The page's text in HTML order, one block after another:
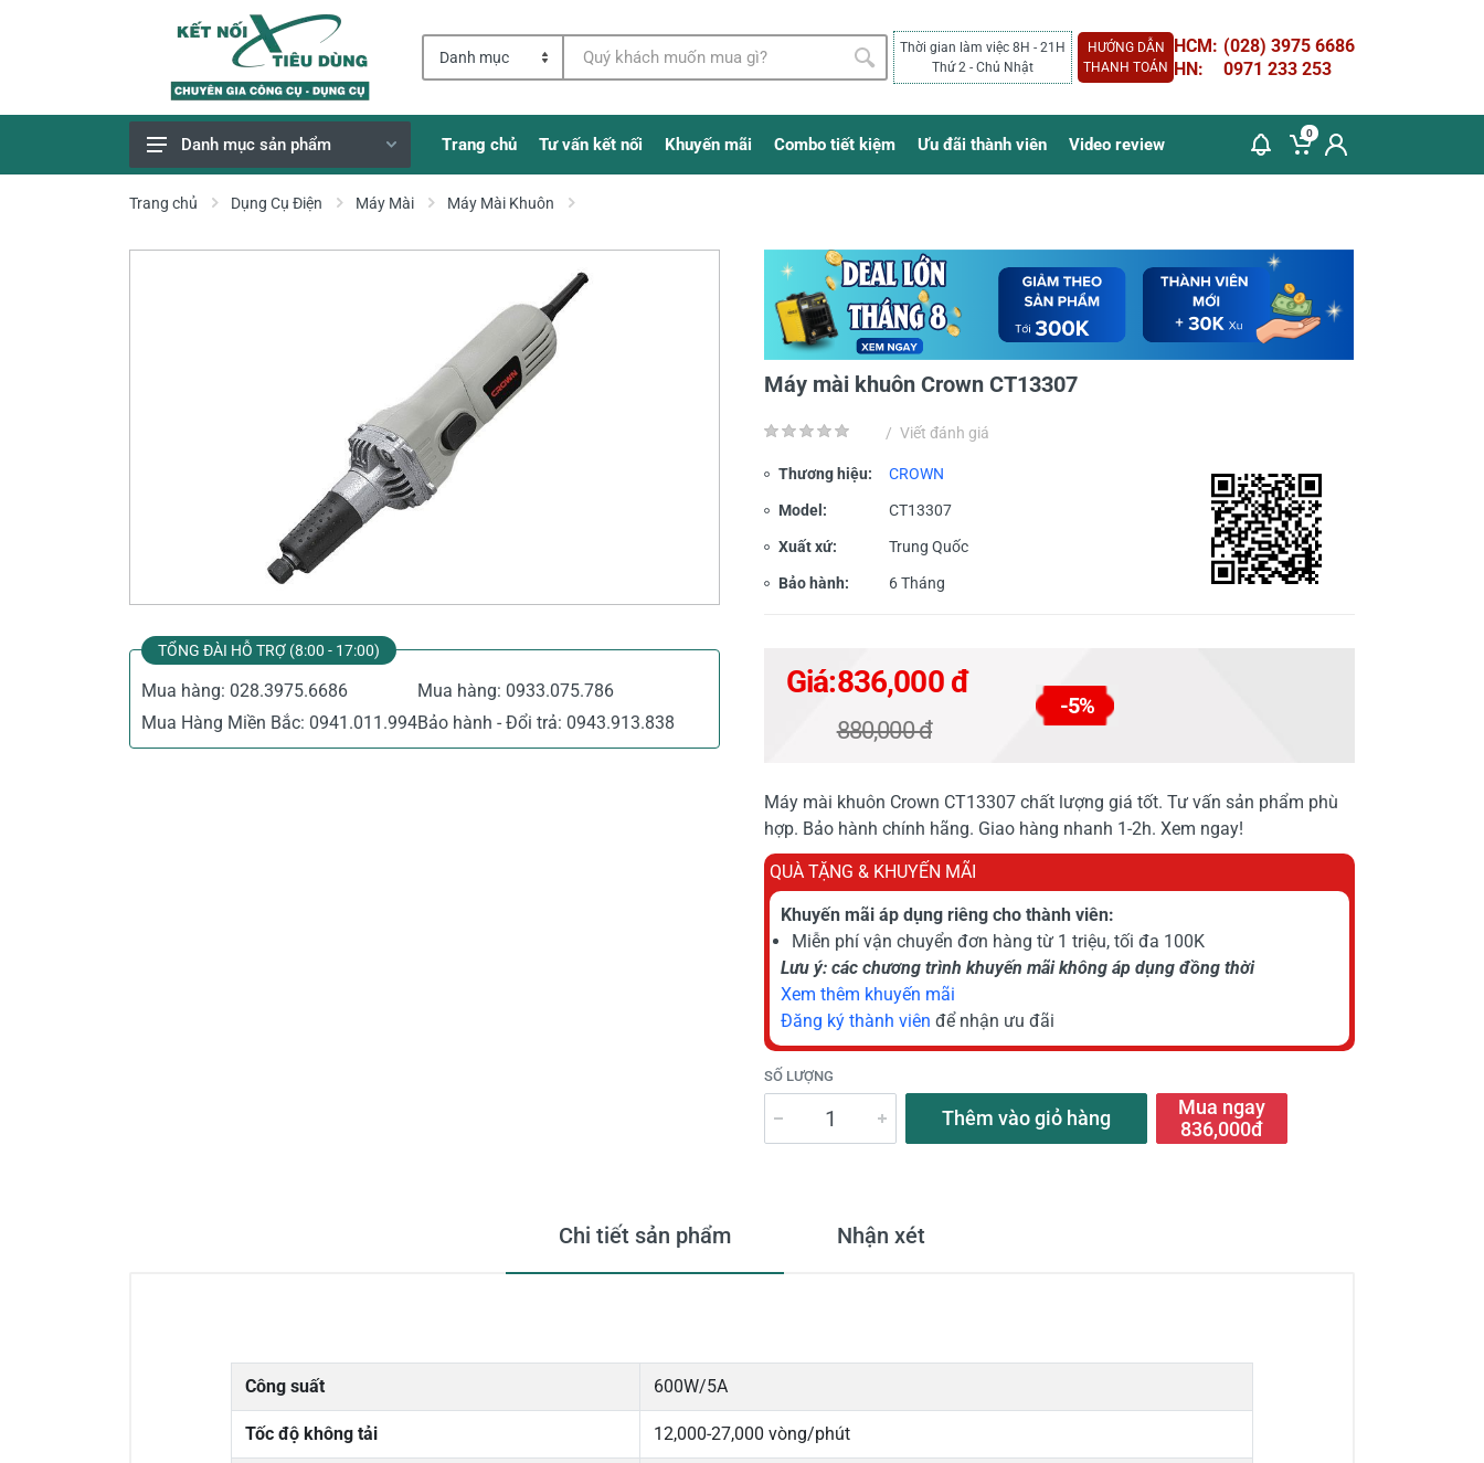
Thời gian làm việc 8H - 21H
Thứ 2 - Chủ Nhật
HƯỚNG DẪN
THANH TOÁN
HCM: (028) 3975 6686
HN:
0971 233 253
Giao Hàng Miễn Phí
Danh mục sản phẩm Trang chủ Tư vấn kết nối Khuyến mãi Combo tiết kiệm Ưu đãi thành viên Video review
0
Trang chủ Dụng Cụ Điện Máy Mài Máy Mài Khuôn
TỔNG ĐÀI HỖ TRỢ (8:00 - 17:00)
Mua hàng: 028.3975.6686 Mua hàng: 0933.075.786
Mua Hàng Miền Bắc: 0941.011.994Bảo hành - Đổi trả: 0943.913.838
Máy mài khuôn Crown CT13307
/ Viết đánh giá
Thương hiệu: CROWN
Model: CT13307
Xuất xứ: Trung Quốc
Bảo hành: 6 Tháng
Giá:836,000 đ
880,000 đ
-5%
Máy mài khuôn Crown CT13307 chất lượng giá tốt. Tư vấn sản phẩm phù
hợp. Bảo hành chính hãng. Giao hàng nhanh 1-2h. Xem ngay!
QUÀ TẶNG & KHUYẾN MÃI
Khuyến mãi áp dụng riêng cho thành viên:
Miễn phí vận chuyển đơn hàng từ 1 triệu, tối đa 100K
Lưu ý: các chương trình khuyến mãi không áp dụng đồng thời
Xem thêm khuyến mãi
Đăng ký thành viên để nhận ưu đãi
SỐ LƯỢNG
Thêm vào giỏ hàng
Mua ngay
836,000đ
Chi tiết sản phẩm Nhận xét
Công suất 600W/5A
Tốc độ không tải 12,000-27,000 vòng/phút